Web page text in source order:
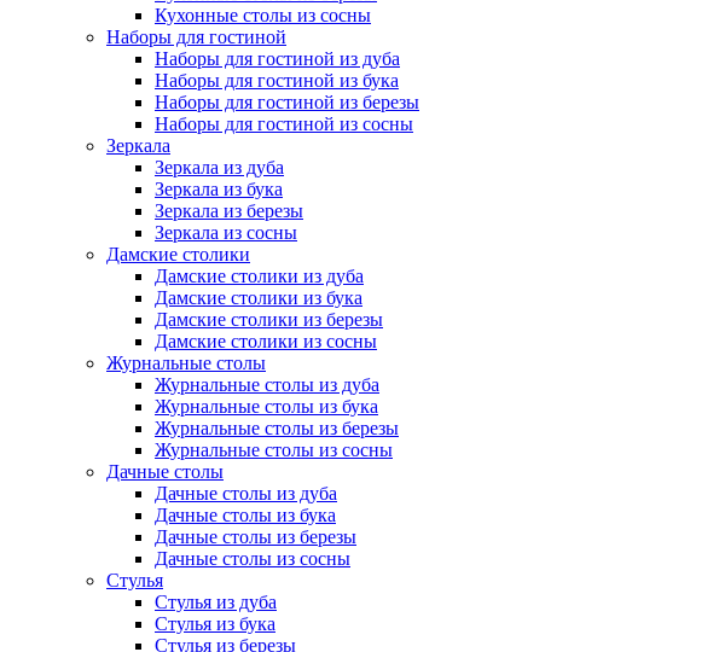
Кухонные столы из сосны
Наборы для гостиной
Наборы для гостиной из дуба
Наборы для гостиной из бука
Наборы для гостиной из березы
Наборы для гостиной из сосны
Зеркала
Зеркала из дуба
Зеркала из бука
Зеркала из березы
Зеркала из сосны
Дамские столики
Дамские столики из дуба
Дамские столики из бука
Дамские столики из березы
Дамские столики из сосны
Журнальные столы
Журнальные столы из дуба
Журнальные столы из бука
Журнальные столы из березы
Журнальные столы из сосны
Дачные столы
Дачные столы из дуба
Дачные столы из бука
Дачные столы из березы
Дачные столы из сосны
Стулья
Стулья из дуба
Стулья из бука
Стулья из березы